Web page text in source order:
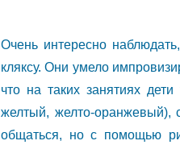
Очень интересно
кляксу. Они умело
что на таких занятиях
желтый, желто-оранжевый),
общаться, но с помощью